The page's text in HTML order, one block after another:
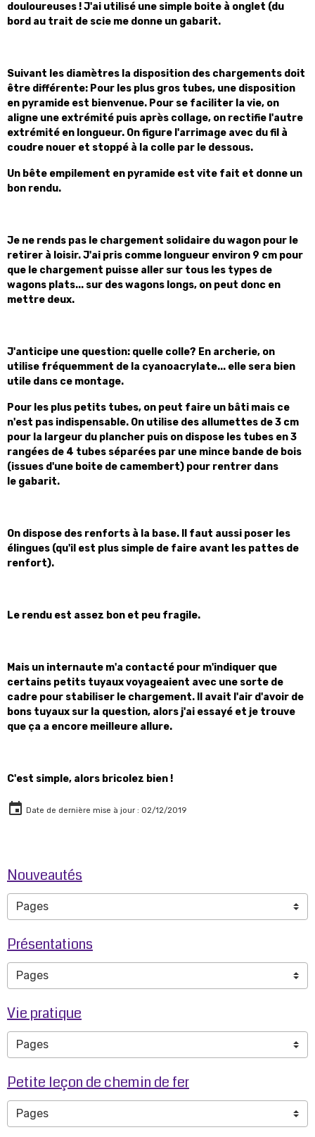
douloureuses ! J'ai utilisé une simple boite à onglet (du
bord au trait de scie me donne un gabarit.
Suivant les diamètres la disposition des chargements doit
être différente: Pour les plus gros tubes, une disposition
en pyramide est bienvenue. Pour se faciliter la vie, on
aligne une extrémité puis après collage, on rectifie l'autre
extrémité en longueur. On figure l'arrimage avec du fil à
coudre nouer et stoppé à la colle par le dessous.
Un bête empilement en pyramide est vite fait et donne un
bon rendu.
Je ne rends pas le chargement solidaire du wagon pour le
retirer à loisir. J'ai pris comme longueur environ 9 cm pour
que le chargement puisse aller sur tous les types de
wagons plats... sur des wagons longs, on peut donc en
mettre deux.
J'anticipe une question: quelle colle? En archerie, on
utilise fréquemment de la cyanoacrylate... elle sera bien
utile dans ce montage.
Pour les plus petits tubes, on peut faire un bâti mais ce
n'est pas indispensable. On utilise des allumettes de 3 cm
pour la largeur du plancher puis on dispose les tubes en 3
rangées de 4 tubes séparées par une mince bande de bois
(issues d'une boite de camembert) pour rentrer dans
le gabarit.
On dispose des renforts à la base. Il faut aussi poser les
élingues (qu'il est plus simple de faire avant les pattes de
renfort).
Le rendu est assez bon et peu fragile.
Mais un internaute m'a contacté pour m'indiquer que
certains petits tuyaux voyageaient avec une sorte de
cadre pour stabiliser le chargement. Il avait l'air d'avoir de
bons tuyaux sur la question, alors j'ai essayé et je trouve
que ça a encore meilleure allure.
C'est simple, alors bricolez bien !
Date de dernière mise à jour : 02/12/2019
Nouveautés
Présentations
Vie pratique
Petite leçon de chemin de fer